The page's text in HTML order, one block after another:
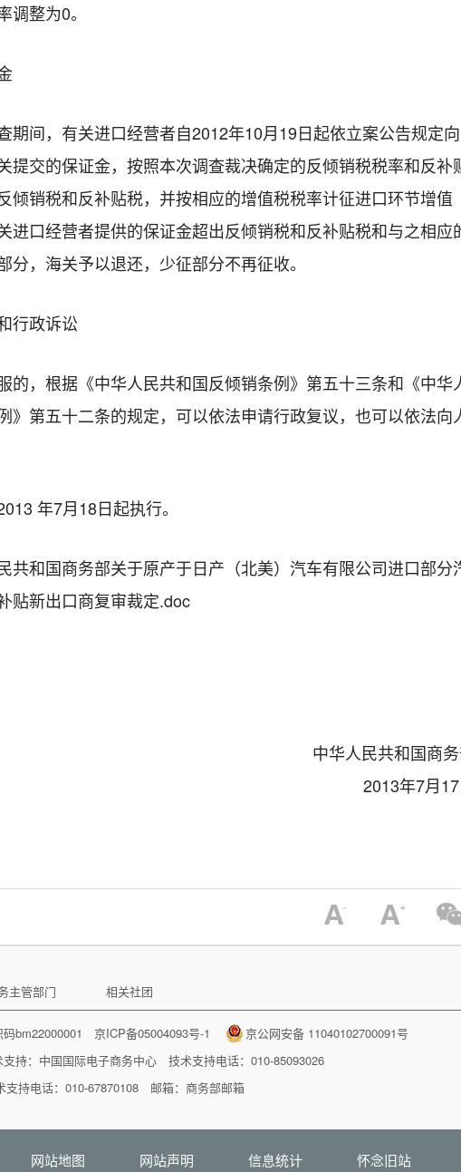
调整为0。
间，有关进口经营者自2012年10月19日起依立案公告规定向
提交的保证金，按照本次调查裁决确定的反倾销税税率和反补
倾销税和反补贴税，并按相应的增值税税率计征进口环节增值
进口经营者提供的保证金超出反倾销税和反补贴税和与之相应
分，海关予以退还，少征部分不再征收。
政诉讼
，根据《中华人民共和国反倾销条例》第五十三条和《中华
》第五十二条的规定，可以依法申请行政复议，也可以依法向
年7月18日起执行。
共和国商务部关于原产于日产（北美）汽车有限公司进口部分
贴新出口商复审裁定.doc
中华人民共和国商
2013年7月
主管部门 相关社团
码bm22000001京ICP备05004093号-1
京公网安备 11040102700091号
持： 中国国际电子商务中心 技术支持电话：010-85093026
支持电话：010-67870108 邮箱：商务部邮箱
网站地图 网站声明 信息统计 怀念旧站